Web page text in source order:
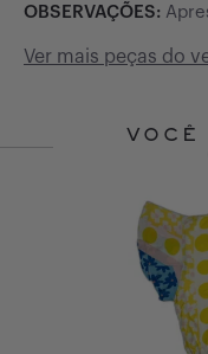
OBSERVAÇÕES:
Ver mais peças do
VOCÊ